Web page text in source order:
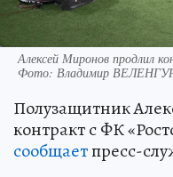
Алексей Миронов продлил
Фото: Владимир
Полузащитник
контракт с ФК
сообщаетпресс-